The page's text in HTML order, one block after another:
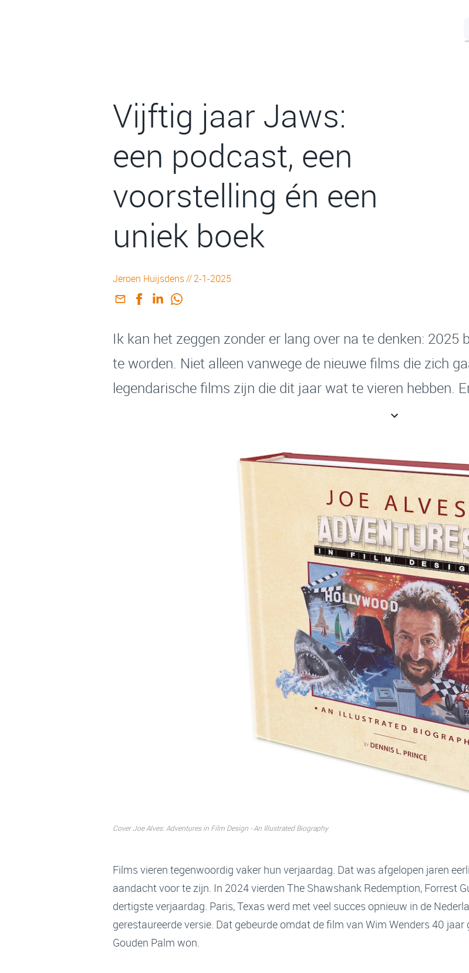
Vijftig jaar Jaws:
een podcast, een
voorstelling én een
uniek boek
Jeroen Huijsdens//2-1-2025
Ik kan het zeggen zonder er lang over na te denken:
te worden. Niet alleen vanwege de nieuwe films die zich
legendarische films zijn die dit jaar wat te vieren hebben.
Cover Joe Alves: Adventures in Film Design - An Illustrated Biography
Films vieren tegenwoordig vaker hun verjaardag. Dat was afgelopen jaren
aandacht voor te zijn. In 2024 vierden The Shawshank Redemption, Forrest
dertigste verjaardag. Paris, Texas werd met veel succes opnieuw in de
gerestaureerde versie. Dat gebeurde omdat de film van Wim Wenders 40
Gouden Palm won.